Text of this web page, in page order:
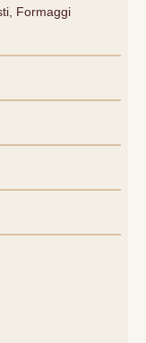
Formaggi